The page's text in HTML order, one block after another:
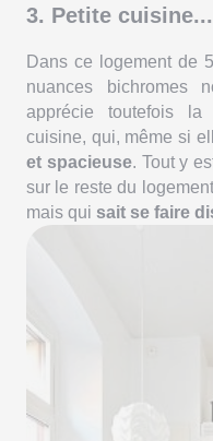
3. Petite
Dans ce logement de
nuances bichromes
apprécie toutefois la
cuisine, qui, même si
et spacieuse. Tout y
sur le reste du
mais qui sait se faire